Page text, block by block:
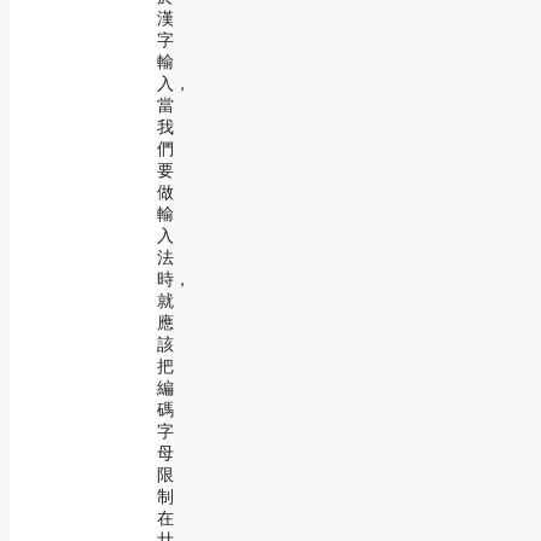
漢
字
輸
入，
當
我
們
要
做
輸
入
法
時，
就
應
該
把
編
碼
字
母
限
制
在